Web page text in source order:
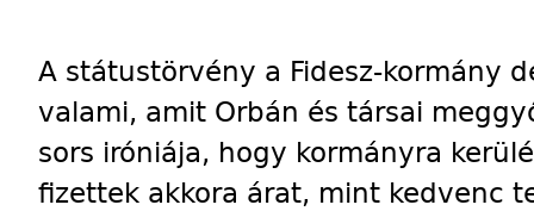
A státustörvény a Fidesz-kormány
valami, amit Orbán és társai
sors iróniája, hogy kormányra
fizettek akkora árat, mint kedvenc